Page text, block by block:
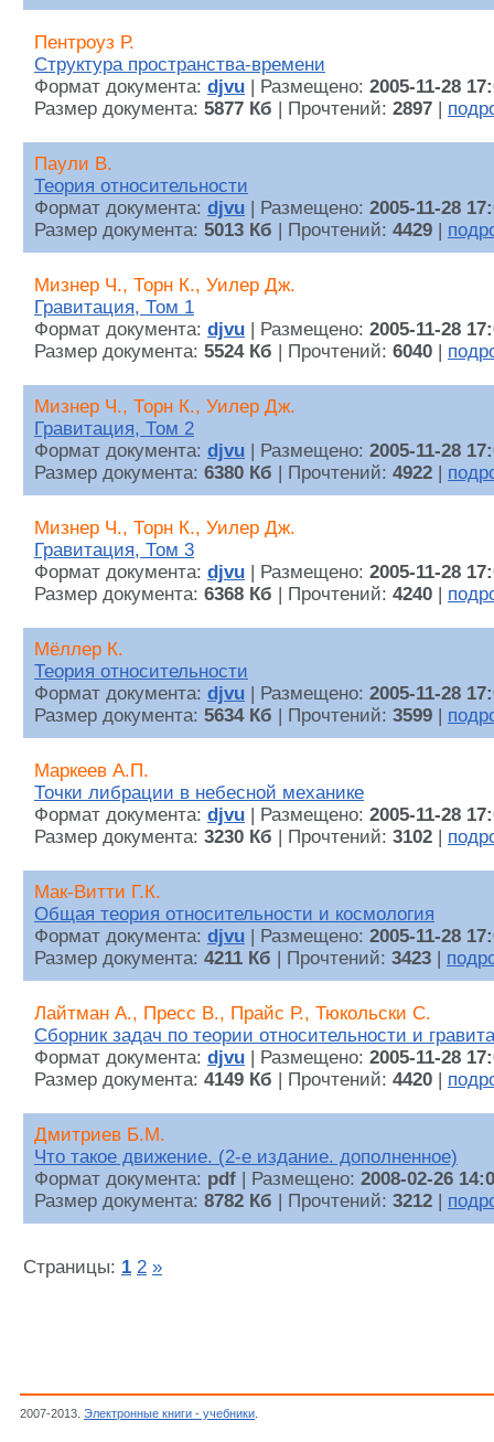
Пентроуз Р.
Структура пространства-времени
Формат документа: djvu | Размещено: 2005-11-28
Размер документа: 5877 Кб | Прочтений: 2897
Паули В.
Теория относительности
Формат документа: djvu | Размещено: 2005-11-28
Размер документа: 5013 Кб | Прочтений: 4429
Мизнер Ч., Торн К., Уилер Дж.
Гравитация, Том 1
Формат документа: djvu | Размещено: 2005-11-28
Размер документа: 5524 Кб | Прочтений: 6040
Мизнер Ч., Торн К., Уилер Дж.
Гравитация, Том 2
Формат документа: djvu | Размещено: 2005-11-28
Размер документа: 6380 Кб | Прочтений: 4922
Мизнер Ч., Торн К., Уилер Дж.
Гравитация, Том 3
Формат документа: djvu | Размещено: 2005-11-28
Размер документа: 6368 Кб | Прочтений: 4240
Мёллер К.
Теория относительности
Формат документа: djvu | Размещено: 2005-11-28
Размер документа: 5634 Кб | Прочтений: 3599
Маркеев А.П.
Точки либрации в небесной механике
Формат документа: djvu | Размещено: 2005-11-28
Размер документа: 3230 Кб | Прочтений: 3102
Мак-Витти Г.К.
Общая теория относительности и космология
Формат документа: djvu | Размещено: 2005-11-28
Размер документа: 4211 Кб | Прочтений: 3423
Лайтман А., Пресс В., Прайс Р., Тюкольски С.
Сборник задач по теории относительности и
Формат документа: djvu | Размещено: 2005-11-28
Размер документа: 4149 Кб | Прочтений: 4420
Дмитриев Б.М.
Что такое движение. (2-е издание. дополненное)
Формат документа: pdf | Размещено: 2008-02-26
Размер документа: 8782 Кб | Прочтений: 3212
Страницы: 1 2 »
2007-2013. Электронные книги - учебники